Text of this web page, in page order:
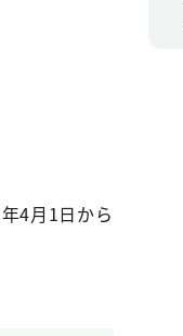
4月1日から